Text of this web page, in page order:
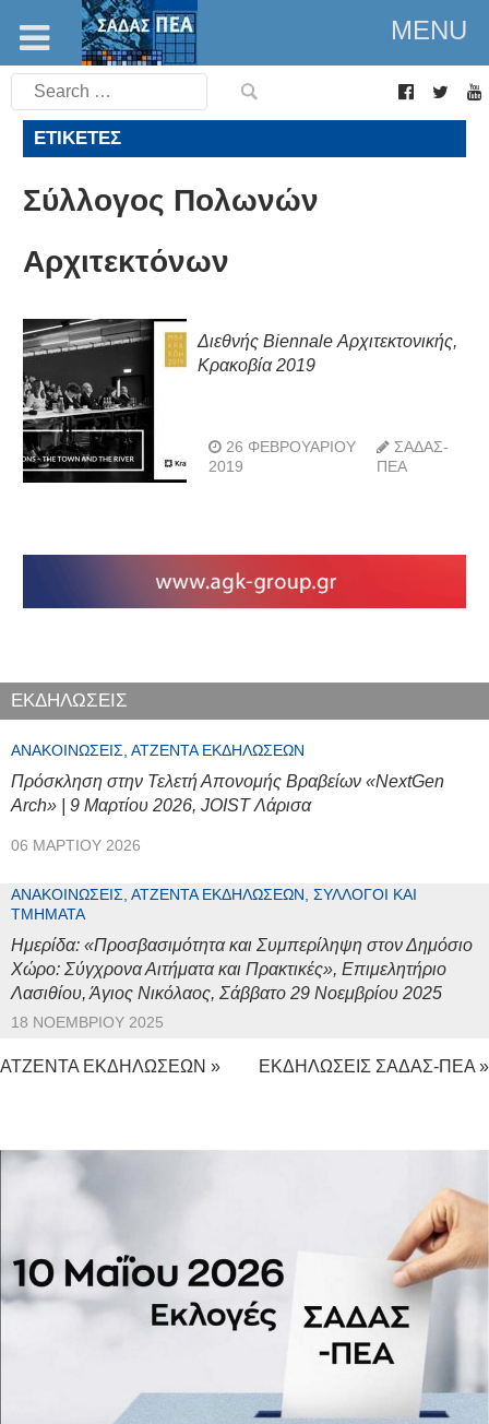
MENU
Search
for:
ΕΤΙΚΈΤΕΣ
Σύλλογος Πολωνών
Αρχιτεκτόνων
Διεθνής Biennale Αρχιτεκτονικής,
Κρακοβία 2019
26 ΦΕΒΡΟΥΑΡΊΟΥ
2019
ΣΑΔΑΣ-
ΠΕΑ
ΕΚΔΗΛΩΣΕΙΣ
ΑΝΑΚΟΙΝΏΣΕΙΣ, ΑΤΖΈΝΤΑ ΕΚΔΗΛΏΣΕΩΝ
Πρόσκληση στην Τελετή Απονομής Βραβείων «NextGen
Arch» | 9 Μαρτίου 2026, JOIST Λάρισα
06 ΜΑΡΤΊΟΥ 2026
ΑΝΑΚΟΙΝΏΣΕΙΣ, ΑΤΖΈΝΤΑ ΕΚΔΗΛΏΣΕΩΝ, ΣΎΛΛΟΓΟΙ ΚΑΙ
ΤΜΉΜΑΤΑ
Ημερίδα: «Προσβασιμότητα και Συμπερίληψη στον Δημόσιο
Χώρο: Σύγχρονα Αιτήματα και Πρακτικές», Επιμελητήριο
Λασιθίου, Άγιος Νικόλαος, Σάββατο 29 Νοεμβρίου 2025
18 ΝΟΕΜΒΡΊΟΥ 2025
ΑΤΖΕΝΤΑ ΕΚΔΗΛΩΣΕΩΝ » ΕΚΔΗΛΩΣΕΙΣ ΣΑΔΑΣ-ΠΕΑ »